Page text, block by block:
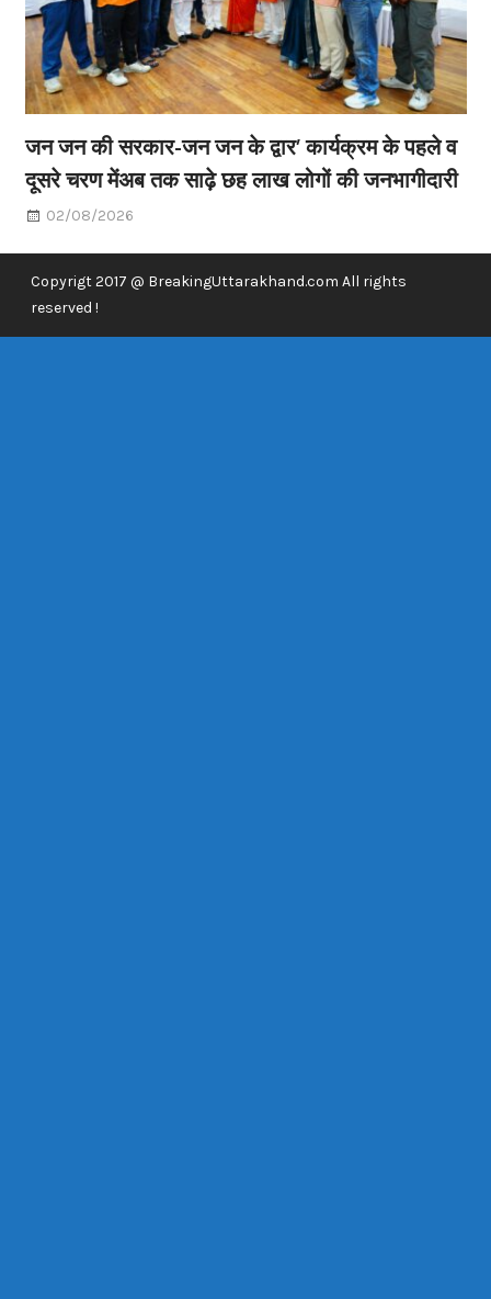
जन जन की सरकार-जन जन के द्वार’ कार्यक्रम के पहले व
दूसरे चरण मेंअब तक साढ़े छह लाख लोगों की जनभागीदारी
02/08/2026
Copyrigt 2017 @ BreakingUttarakhand.com All rights
reserved !